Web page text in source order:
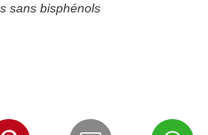
sans bisphénols